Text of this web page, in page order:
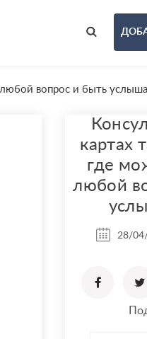
вопрос и быть
картах
где
любой
28/